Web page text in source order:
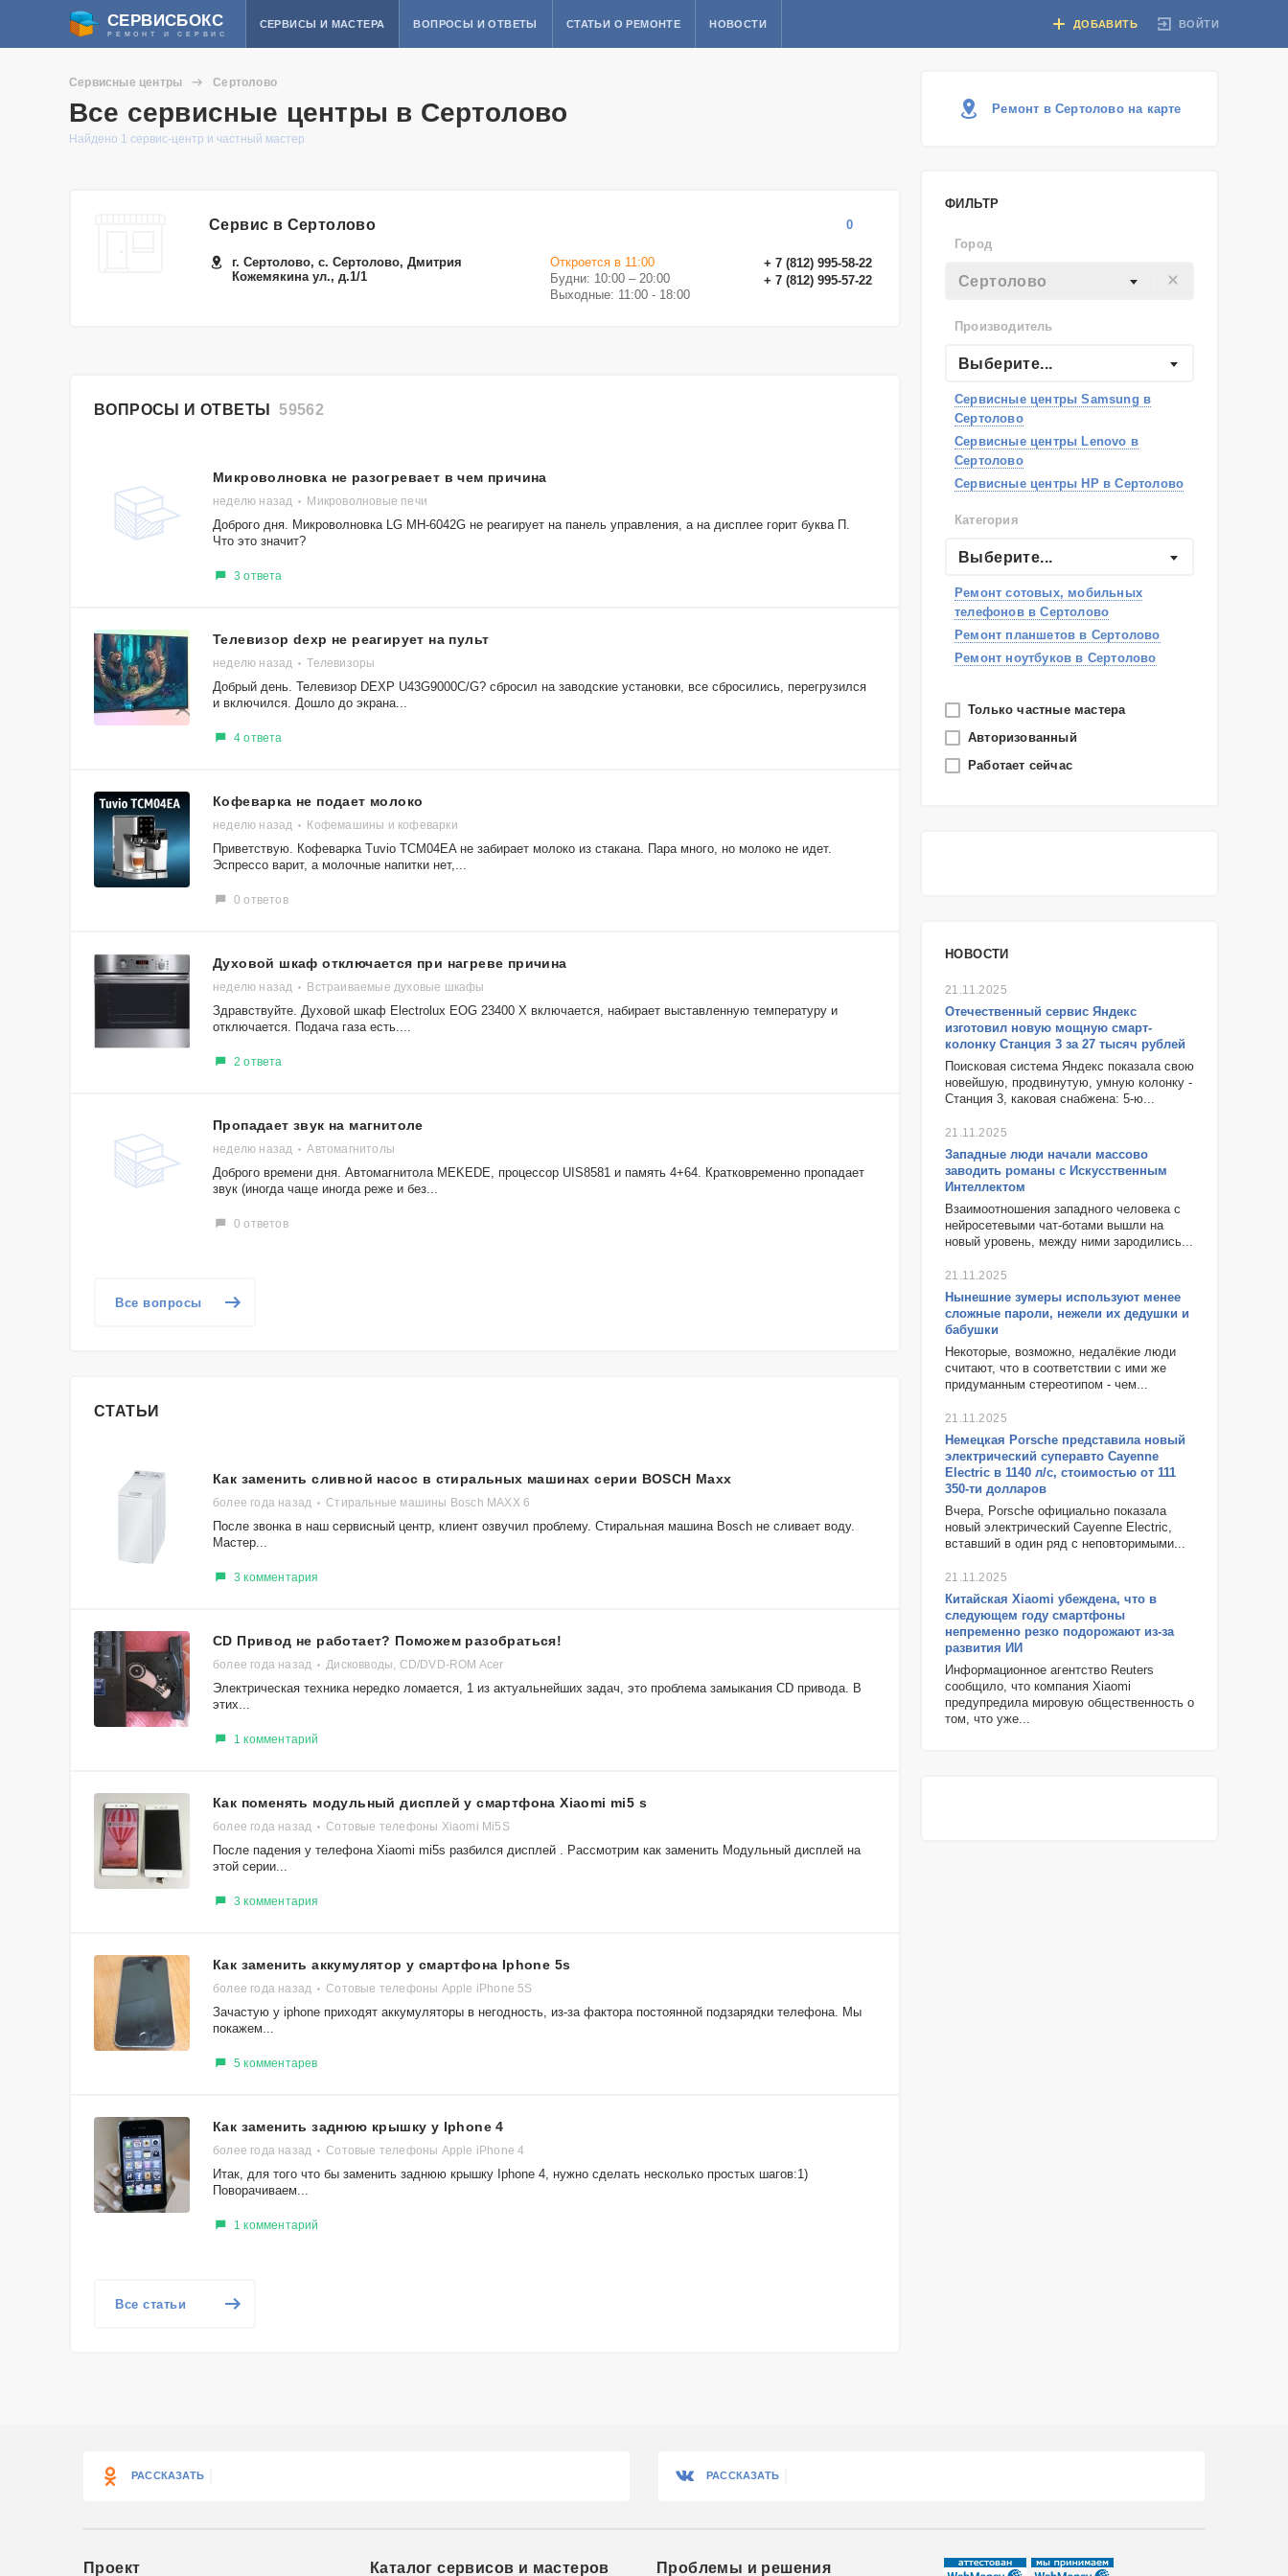
СЕРВИСБОКС
РЕМОНТ И СЕРВИС
ВОЙТИ
СЕРВИСЫ И МАСТЕРА ВОПРОСЫ И ОТВЕТЫ СТАТЬИ О РЕМОНТЕ НОВОСТИ ДОБАВИТЬ
Сервисные центры Сертолово
Все сервисные центры в Сертолово
Найдено 1 сервис-центр и частный мастер
Ремонт в Сертолово на карте
ФИЛЬТР
Город
Сертолово
Производитель
Выберите...
Сервисные центры Samsung в
Сертолово
Сервисные центры Lenovo в
Сертолово
Сервисные центры HP в Сертолово
Категория
Выберите...
Ремонт сотовых, мобильных
телефонов в Сертолово
Ремонт планшетов в Сертолово
Ремонт ноутбуков в Сертолово
Только частные мастера
Авторизованный
Работает сейчас
НОВОСТИ
21.11.2025
Отечественный сервис Яндекс
изготовил новую мощную смарт-
колонку Станция 3 за 27 тысяч рублей
Поисковая система Яндекс показала свою
новейшую, продвинутую, умную колонку -
Станция 3, каковая снабжена: 5-ю...
21.11.2025
Западные люди начали массово
заводить романы с Искусственным
Интеллектом
Взаимоотношения западного человека с
нейросетевыми чат-ботами вышли на
новый уровень, между ними зародились...
21.11.2025
Нынешние зумеры используют менее
сложные пароли, нежели их дедушки и
бабушки
Некоторые, возможно, недалёкие люди
считают, что в соответствии с ими же
придуманным стереотипом - чем...
21.11.2025
Немецкая Porsche представила новый
электрический суперавто Cayenne
Electric в 1140 л/с, стоимостью от 111
350-ти долларов
Вчера, Porsche официально показала
новый электрический Cayenne Electric,
вставший в один ряд с неповторимыми...
21.11.2025
Китайская Xiaomi убеждена, что в
следующем году смартфоны
непременно резко подорожают из-за
развития ИИ
Информационное агентство Reuters
сообщило, что компания Xiaomi
предупредила мировую общественность о
том, что уже...
Сервис в Сертолово 0
г. Сертолово, с. Сертолово, Дмитрия
Кожемякина ул., д.1/1
+ 7 (812) 995-58-22
+ 7 (812) 995-57-22
Откроется в 11:00
Будни: 10:00 – 20:00
Выходные: 11:00 - 18:00
ВОПРОСЫ И ОТВЕТЫ 59562
Микроволновка не разогревает в чем причина
неделю назад Микроволновые печи
Доброго дня. Микроволновка LG MH-6042G не реагирует на панель управления, а на дисплее горит буква П.
Что это значит?
3 ответа
Телевизор dexp не реагирует на пульт
неделю назад Телевизоры
Добрый день. Телевизор DEXP U43G9000C/G? сбросил на заводские установки, все сбросились, перегрузился
и включился. Дошло до экрана...
4 ответа
Кофеварка не подает молоко
неделю назад Кофемашины и кофеварки
Приветствую. Кофеварка Tuvio TCM04EA не забирает молоко из стакана. Пара много, но молоко не идет.
Эспрессо варит, а молочные напитки нет,...
0 ответов
Духовой шкаф отключается при нагреве причина
неделю назад Встраиваемые духовые шкафы
Здравствуйте. Духовой шкаф Electrolux EOG 23400 X включается, набирает выставленную температуру и
отключается. Подача газа есть....
2 ответа
Пропадает звук на магнитоле
неделю назад Автомагнитолы
Доброго времени дня. Автомагнитола MEKEDE, процессор UIS8581 и память 4+64. Кратковременно пропадает
звук (иногда чаще иногда реже и без...
0 ответов
Все вопросы
СТАТЬИ
Как заменить сливной насос в стиральных машинах серии BOSCH Maxx
более года назад Стиральные машины Bosch MAXX 6
После звонка в наш сервисный центр, клиент озвучил проблему. Стиральная машина Bosch не сливает воду.
Мастер...
3 комментария
CD Привод не работает? Поможем разобраться!
более года назад Дисковводы, CD/DVD-ROM Acer
Электрическая техника нередко ломается, 1 из актуальнейших задач, это проблема замыкания CD привода. В
этих...
1 комментарий
Как поменять модульный дисплей у смартфона Xiaomi mi5 s
более года назад Сотовые телефоны Xiaomi Mi5S
После падения у телефона Xiaomi mi5s разбился дисплей . Рассмотрим как заменить Модульный дисплей на
этой серии...
3 комментария
Как заменить аккумулятор у смартфона Iphone 5s
более года назад Сотовые телефоны Apple iPhone 5S
Зачастую у iphone приходят аккумуляторы в негодность, из-за фактора постоянной подзарядки телефона. Мы
покажем...
5 комментарев
Как заменить заднюю крышку у Iphone 4
более года назад Сотовые телефоны Apple iPhone 4
Итак, для того что бы заменить заднюю крышку Iphone 4, нужно сделать несколько простых шагов:1)
Поворачиваем...
1 комментарий
Все статьи
РАССКАЗАТЬ РАССКАЗАТЬ
Проект Каталог сервисов и мастеров Проблемы и решения